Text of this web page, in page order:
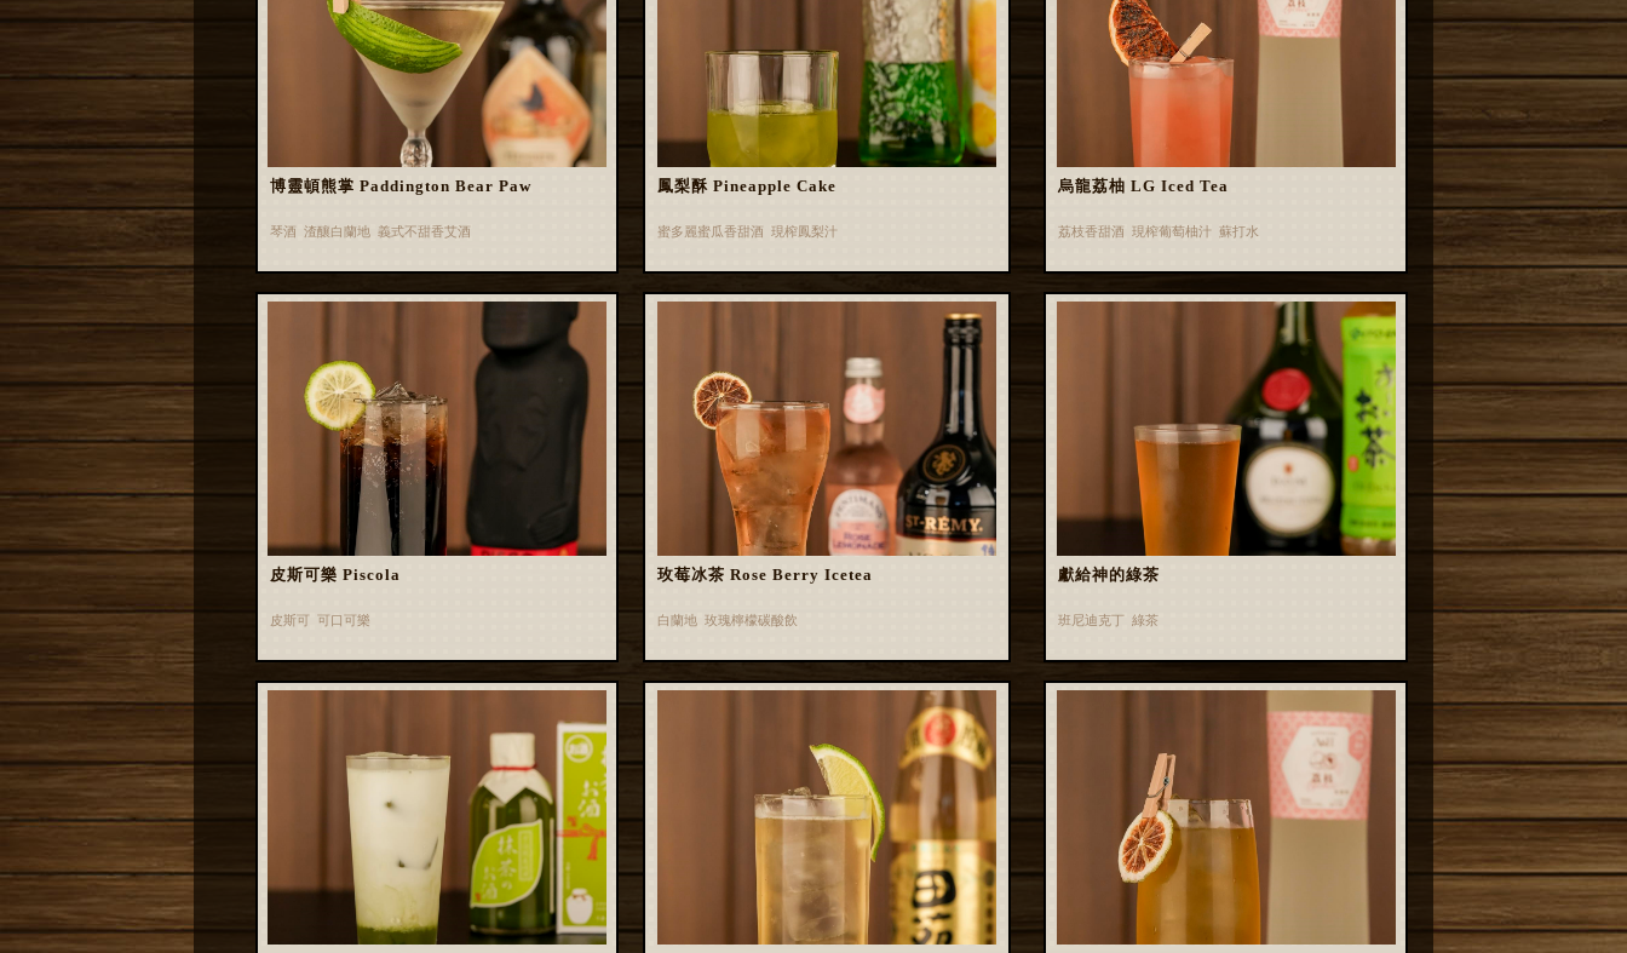
博靈頓熊掌 Paddington Bear Paw
琴酒 渣釀白蘭地 義式不甜香艾酒
鳳梨酥 Pineapple Cake
蜜多麗蜜瓜香甜酒 現榨鳳梨汁
烏龍荔柚 LG Iced Tea
荔枝香甜酒 現榨葡萄柚汁 蘇打水
皮斯可樂 Piscola
皮斯可 可口可樂
玫莓冰茶 Rose Berry Icetea
白蘭地 玫瑰檸檬碳酸飲
獻給神的綠茶
班尼迪克丁 綠茶